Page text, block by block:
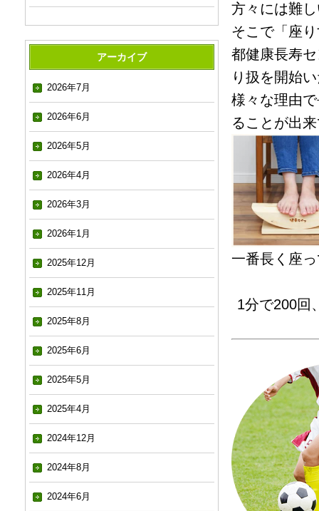
アーカイブ
2026年7月
2026年6月
2026年5月
2026年4月
2026年3月
2026年1月
2025年12月
2025年11月
2025年8月
2025年6月
2025年5月
2025年4月
2024年12月
2024年8月
2024年6月
方々には難
そこで「座
都健康長寿
り扱を開始
様々な理由
ることが出
一番長く座
1分で200回